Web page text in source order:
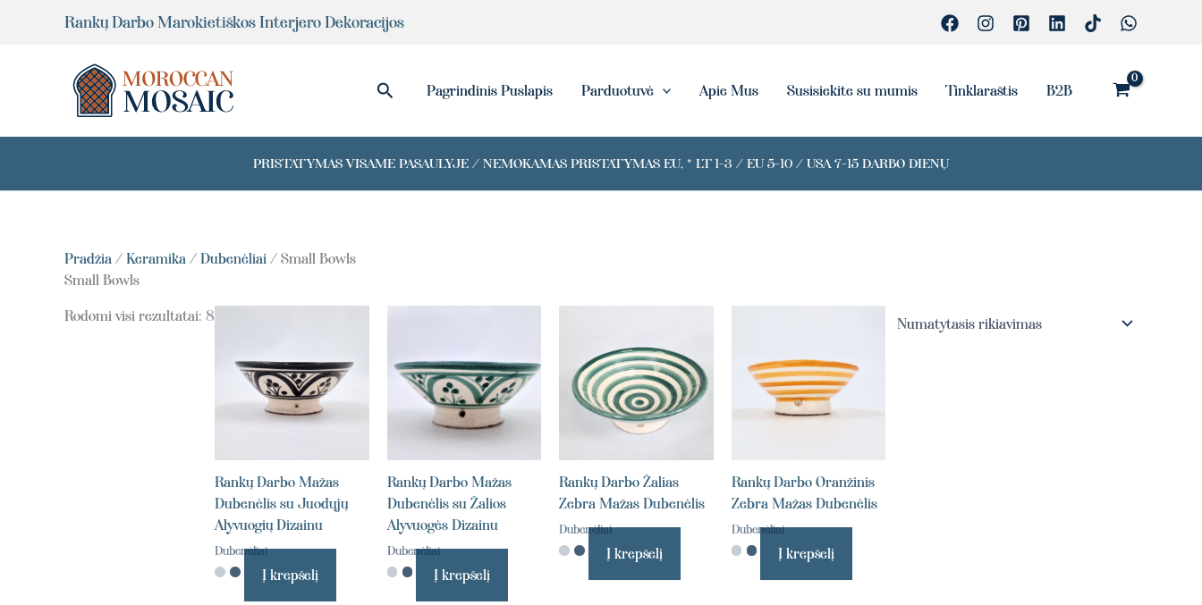
Rankų Darbo Marokietiškos Interjero Dekoracijos
PaieškaPagrindinis Puslapis Parduotuvė Apie Mus Susisiekite su mumis Tinklaraštis B2B
PRISTATYMAS VISAME PASAULYJE / NEMOKAMAS PRISTATYMAS EU, * LT 1-3 / EU 5-10 / USA 7-15 DARBO DIENŲ
Pradžia / Keramika / Dubenėliai / Small Bowls
Small Bowls
Rodomi visi rezultatai: 8
Rankų Darbo Mažas
Dubenėlis su Juodųjų
Alyvuogių Dizainu
Dubenėliai
Į krepšelį
Rankų Darbo Mažas
Dubenėlis su Žalios
Alyvuogės Dizainu
Dubenėliai
Į krepšelį
Rankų Darbo Žalias
Zebra Mažas Dubenėlis
Dubenėliai
Į krepšelį
Rankų Darbo Oranžinis
Zebra Mažas Dubenėlis
Dubenėliai
Į krepšelį